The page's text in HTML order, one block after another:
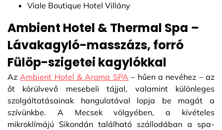
Viale Boutique Hotel Villány
Ambient Hotel & Thermal Spa –
Lávakagyló-masszázs, forró
Fülöp-szigetei kagylókkal
AzAmbient Hotel & Aroma SPA– hűen a nevéhez – az
őt körülvevő mesebeli tájjal, valamint különleges
szolgáltatásainak hangulatával lopja be magát a
szívünkbe. A Mecsek völgyében, a kivételes
mikroklímájú Sikondán található szállodában a spa-